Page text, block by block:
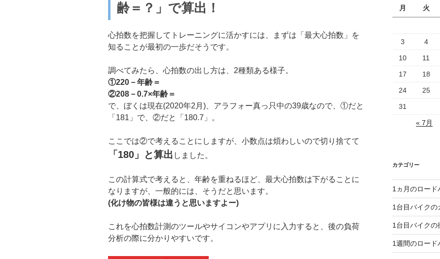
齢＝？」で算出！
心拍数を把握してトレーニングに活かすには、まずは「最大心拍数」を
知ることが最初の一歩だそうです。
調べてみたら、心拍数の出し方は、2種類ある様子。
①220－年齢＝
②208－0.7×年齢＝
で、ぼくは現在(2020年2月)、アラフォー真っ只中の39歳なので、①だと
「181」で、②だと「180.7」。
ここでは②で考えることにしますが、小数点は煩わしいので切り捨てて
「180」と算出 しました。
この計算式で考えると、年齢を重ねるほど、最大心拍数は下がることに
なりますが、一般的には、そうだと思います。
(化け物の皆様は違うと思いますよー)
これを心拍数計測のツールやサイコンやアプリに入力すると、後の負荷
分析の際に分かりやすいです。
月 火
3 4
10 11
17 18
24 25
31
« 7月
カテゴリー
1ヵ月のロード
1台目バイクの
1台目バイクの
1週間のロード